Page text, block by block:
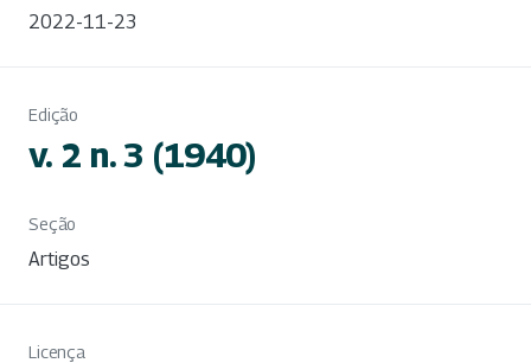
2022-11-23
Edição
v. 2 n. 3 (1940)
Seção
Artigos
Licença